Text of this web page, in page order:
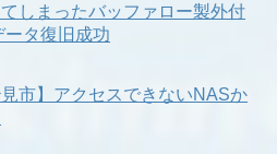
しまったバッファロー製外付
タ復旧成功
見市】アクセスできないNASか